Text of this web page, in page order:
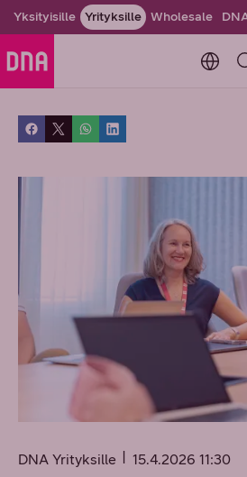
Yksityisille Yrityksille Wholesale
DNA Yrityksille 15.4.2026 11:30